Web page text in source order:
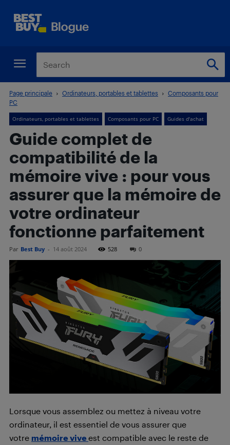
Page principale Ordinateurs, portables et tablettes
Composants pour
PC
Ordinateurs, portables et tablettes Composants pour PC Guides d'achat
Guide complet de
compatibilité de la
mémoire vive : pour vous
assurer que la mémoire de
votre ordinateur
fonctionne parfaitement
Par Best Buy - 14 août 2024 528 0
Lorsque vous assemblez ou mettez à niveau votre
ordinateur, il est essentiel de vous assurer que
votre mémoire vive est compatible avec le reste de